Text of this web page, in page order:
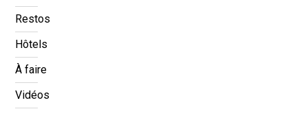
Restos
Hôtels
À faire
Vidéos